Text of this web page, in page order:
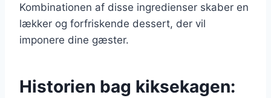
Kombinationen af disse ingredienser skaber en
lækker og forfriskende dessert, der vil
imponere dine gæster.
Historien bag kiksekagen: